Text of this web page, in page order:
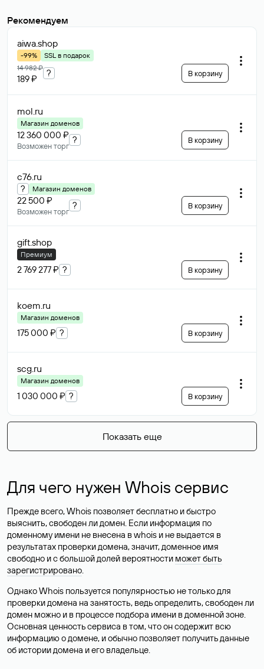
Рекомендуем
aiwa.shop
-99%
SSL в подарок
14 982 ₽
189 ₽
? В корзину
mol.ru
Магазин доменов
12 360 000 ₽
Возможен торг
? В корзину
c76.ru
? Магазин доменов
22 500 ₽
Возможен торг
? В корзину
gift.shop
Премиум
2 769 277 ₽ ? В корзину
koem.ru
Магазин доменов
175 000 ₽ ? В корзину
scg.ru
Магазин доменов
1 030 000 ₽ ? В корзину
Показать еще
Для чего нужен Whois сервис
Прежде всего, Whois позволяет бесплатно и быстро
выяснить, свободен ли домен. Если информация по
доменному имени не внесена в whois и не выдается в
результатах проверки домена, значит, доменное имя
свободно и с большой долей вероятности может быть
зарегистрировано.
Однако Whois пользуется популярностью не только для
проверки домена на занятость, ведь определить, свободен ли
домен можно и в процессе подбора имени в доменной зоне.
Основная ценность сервиса в том, что он содержит всю
информацию о домене, и обычно позволяет получить данные
об истории домена и его владельце.